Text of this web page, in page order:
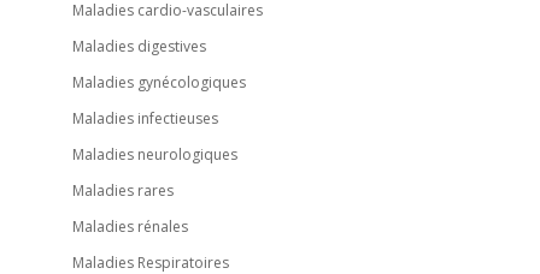
Maladies cardio-vasculaires
Maladies digestives
Maladies gynécologiques
Maladies infectieuses
Maladies neurologiques
Maladies rares
Maladies rénales
Maladies Respiratoires